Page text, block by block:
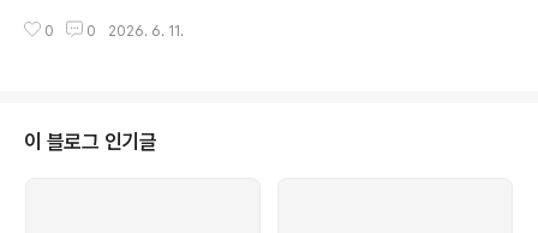
laude Code류 제품을 가능하게 하는 구조를 0부터 학습
지?”“도구 실행은 어디서 관리하지?”“파일시스템 상태는
의 몫이었다.모델 API는 말 그대로 모델에게 메시지를 보
내고 응답을 받는 인터페이스에 가까웠다. 그래서 “에이전
0 0 2026. 6. 11.
이 블로그 인기글